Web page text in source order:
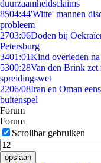
duurzaamheidsclaims
8504:44'Witte' mannen
probleem
2703:06Doden bij
Petersburg
3401:01Kind overleden
5300:28Van den Brink zet
spreidingswet
2206/08Iran en Oman
buitenspel
Forum
Forum
Scrollbar gebruiken
opslaan